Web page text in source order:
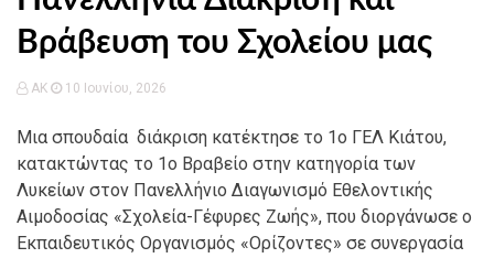
Βράβευση του Σχολείου μας
AK 10 Ιουνίου, 2026
Μια σπουδαία διάκριση κατέκτησε το 1ο ΓΕΛ Κιάτου,
κατακτώντας το 1ο Βραβείο στην κατηγορία των
Λυκείων στον Πανελλήνιο Διαγωνισμό Εθελοντικής
Αιμοδοσίας «Σχολεία-Γέφυρες Ζωής», που διοργάνωσε ο
Εκπαιδευτικός Οργανισμός «Ορίζοντες» σε συνεργασία